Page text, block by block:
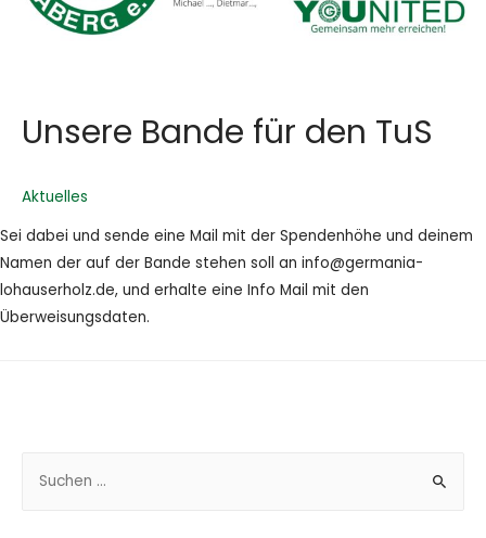
Unsere Bande für den TuS
Aktuelles
Sei dabei und sende eine Mail mit der Spendenhöhe und deinem
Namen der auf der Bande stehen soll an info@germania-
lohauserholz.de, und erhalte eine Info Mail mit den
Überweisungsdaten.